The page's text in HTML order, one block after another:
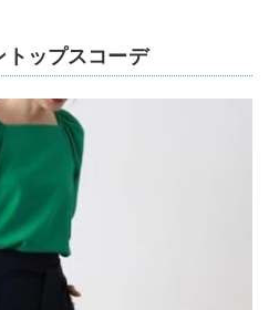
トップスコーデ